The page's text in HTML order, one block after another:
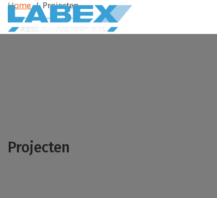
Producten
Snelroldeuren
Binnendeuren
Industriedeuren
Strokengordijnen
Snelloopdeuren
Home / Projecten
Projecten